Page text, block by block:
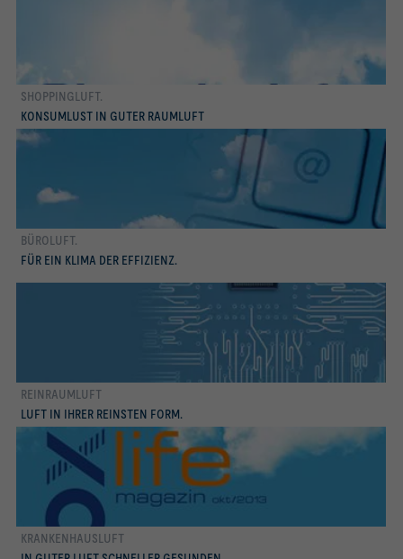
SHOPPINGLUFT.
KONSUMLUST IN GUTER RAUMLUFT
mehr erfahren
BÜROLUFT.
FÜR EIN KLIMA DER EFFIZIENZ.
TROX life Magazin apr/2014
REINRAUMLUFT
LUFT IN IHRER REINSTEN FORM.
TROX life Magazin mai/2015
KRANKENHAUSLUFT
TROX life Magazin okt/2013